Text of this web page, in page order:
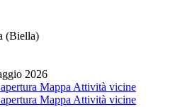
(Biella)
2026
Mappa Attività vicine
Mappa Attività vicine